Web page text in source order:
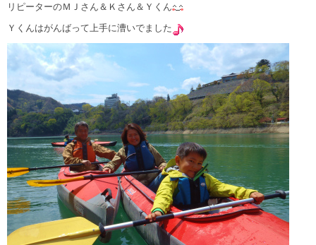
リピーターのＭＪさん＆Ｋさん＆Ｙくん
Ｙくんはがんばって上手に漕いでました